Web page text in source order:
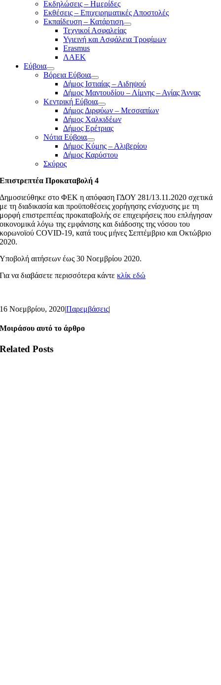
Εκδηλώσεις – Ημερίδες
Εκθέσεις – Επιχειρηματικές Αποστολές
Εκπαίδευση – Κατάρτιση
Τεχνικοί Ασφαλείας
Υγιεινή και Ασφάλεια Τροφίμων
Erasmus
ΛΑΕΚ
Εύβοια
Βόρεια Εύβοια
Δήμος Ιστιαίας – Αιδηψού
Δήμος Μαντουδίου – Λίμνης – Αγίας Άννας
Κεντρική Εύβοια
Δήμος Διρφύων – Μεσσαπίων
Δήμος Χαλκιδέων
Δήμος Ερέτριας
Νότια Εύβοια
Δήμος Κύμης – Αλιβερίου
Δήμος Καρύστου
Σκύρος
Επιστρεπτέα Προκαταβολή 4
Δημοσιεύθηκε στο ΦΕΚ η απόφαση ΓΔΟΥ 281/13.11.2020 σχετικά
με τη διαδικασία και προϋποθέσεις χορήγησης ενίσχυσης με τη
μορφή επιστρεπτέας προκαταβολής σε επιχειρήσεις που επλήγησαν
οικονομικά λόγω της εμφάνισης και διάδοσης της νόσου του
κορωνοϊού COVID-19, κατά τους μήνες Σεπτέμβριο και Οκτώβριο
2020.
Υποβολή αιτήσεων έως 30 Νοεμβρίου 2020.
Για να διαβάσετε περισσότερα κάντεκλίκ εδώ
16 Νοεμβρίου, 2020|Παρεμβάσεις|
Μοιράσου αυτό το άρθρο
Related Posts